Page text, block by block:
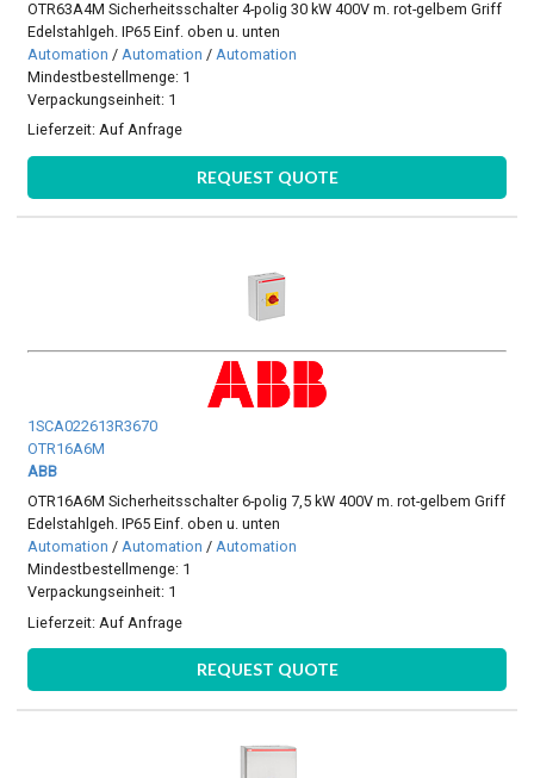
OTR63A4M Sicherheitsschalter 4-polig 30 kW 400V m. rot-gelbem Griff
Edelstahlgeh. IP65 Einf. oben u. unten
Automation / Automation / Automation
Mindestbestellmenge: 1
Verpackungseinheit: 1
Lieferzeit:Auf Anfrage
REQUEST QUOTE
1SCA022613R3670
OTR16A6M
ABB
OTR16A6M Sicherheitsschalter 6-polig 7,5 kW 400V m. rot-gelbem Griff
Edelstahlgeh. IP65 Einf. oben u. unten
Automation /Automation /Automation
Mindestbestellmenge: 1
Verpackungseinheit: 1
Lieferzeit: Auf Anfrage
REQUEST QUOTE